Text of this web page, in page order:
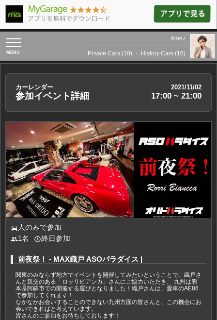
toggle
navigation
Ame♪
Private Cars (10) ・ History Cars (16)
カーレンダー 2021/11/02
参加イベント詳細 17:00 ~ 21:00
directions_car 人のみで参加
people1名 access_time終日参加
前夜祭！ - MAX織戸 ASOパラダイス |
関東のみならず地方でイベントを開催してみたいということで、織戸さ
んと親交のある「ロッリビアンカ」さんにご協力いただき、 九州は熊
本県阿蘇市での開催する運びとなりました！織戸さんは、愛車のAE86
で参加してくれます！
なかなかお会いすることのできない九州方面の皆さんと、この機会にお
会いできればと考えています。
皆さんのご参加をお待ちしております！